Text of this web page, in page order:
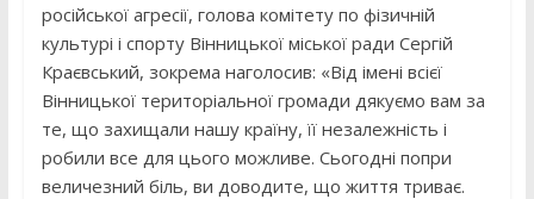
російської агресії, голова комітету по фізичній
культурі і спорту Вінницької міської ради Сергій
Краєвський, зокрема наголосив: «Від імені всієї
Вінницької територіальної громади дякуємо вам за
те, що захищали нашу країну, її незалежність і
робили все для цього можливе. Сьогодні попри
величезний біль, ви доводите, що життя триває.